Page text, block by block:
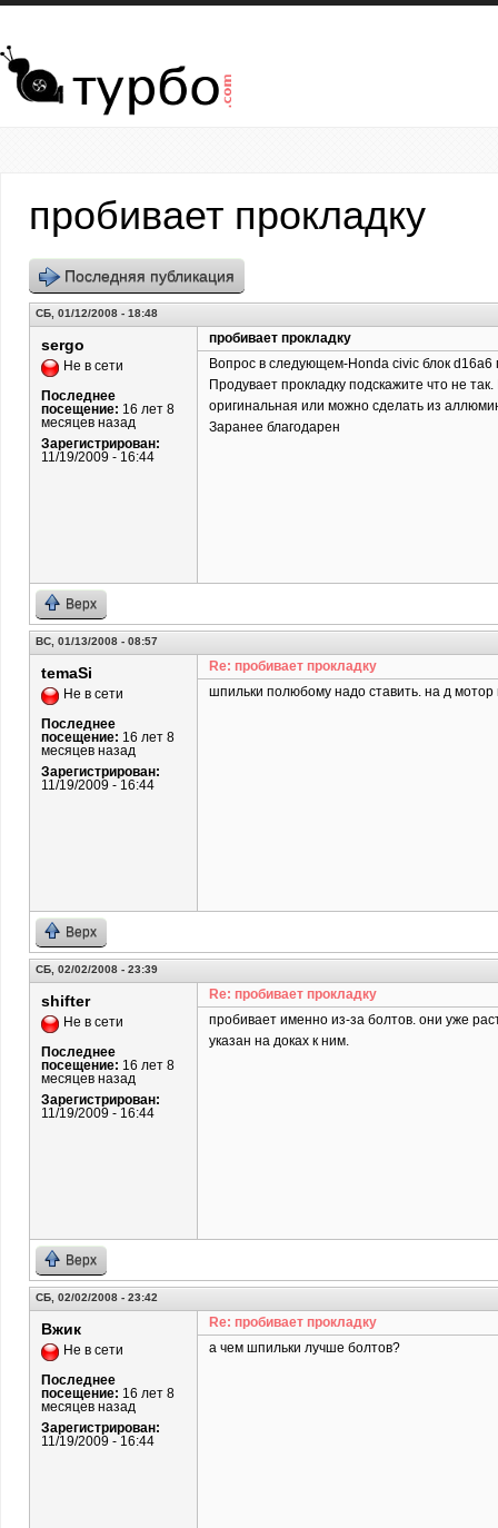
Перейти к основному содержанию
пробивает прокладку
Последняя публикация
СБ, 01/12/2008 - 18:48
sergo
Не в сети
Последнее
посещение: 16 лет 8
месяцев назад
Зарегистрирован:
11/19/2009 - 16:44
пробивает прокладку
Вопрос в следующем-Honda civic блок
Продувает прокладку подскажите что не
оригинальная или можно сделать из
Заранее благодарен
Верх
ВС, 01/13/2008 - 08:57
temaSi
Не в сети
Последнее
посещение: 16 лет 8
месяцев назад
Зарегистрирован:
11/19/2009 - 16:44
Re: пробивает прокладку
шпильки полюбому надо ставить. на д
Верх
СБ, 02/02/2008 - 23:39
shifter
Не в сети
Последнее
посещение: 16 лет 8
месяцев назад
Зарегистрирован:
11/19/2009 - 16:44
Re: пробивает прокладку
пробивает именно из-за болтов. они уже
указан на доках к ним.
Верх
СБ, 02/02/2008 - 23:42
Вжик
Не в сети
Последнее
посещение: 16 лет 8
месяцев назад
Зарегистрирован:
11/19/2009 - 16:44
Re: пробивает прокладку
а чем шпильки лучше болтов?